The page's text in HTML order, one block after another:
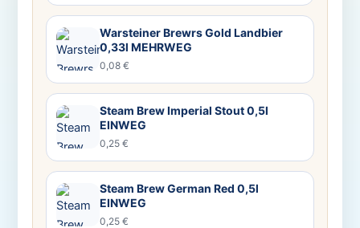
Warsteiner Brewrs Gold Landbier
0,33l MEHRWEG
0,08 €
Steam Brew Imperial Stout 0,5l
EINWEG
0,25 €
Steam Brew German Red 0,5l
EINWEG
0,25 €